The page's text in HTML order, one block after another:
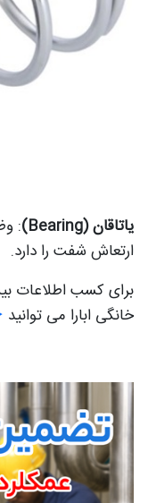
یاتاقان (Bearing)
:
ارتعاش شفت را دارد.
برای کسب
خانگی ابارا می توانید